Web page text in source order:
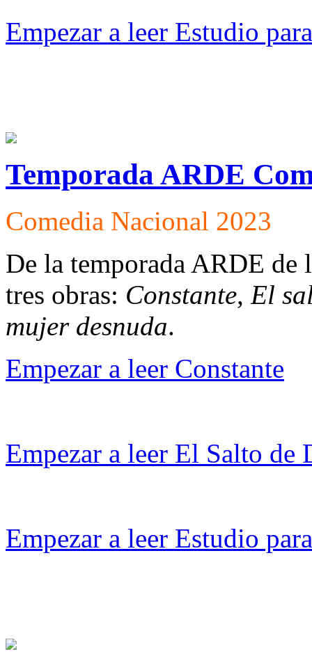
Empezar a leer Estudio
Temporada ARDE
Comedia Nacional 2023
De la temporada ARDE de
tres obras: Constante, El
mujer desnuda.
Empezar a leer Constante
Empezar a leer El Salto de
Empezar a leer Estudio